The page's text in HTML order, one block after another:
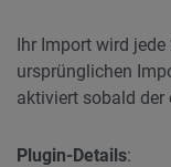
Ihr Import wird
ursprünglichen
aktiviert sobald
Plugin-Details: